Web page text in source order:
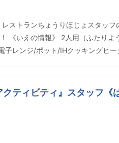
ストランちょうりほじょスタッ
《いえの情報》 2人用（ふた
レンジ/ポット/IHクッキングヒー
ティビティ』スタッフ《